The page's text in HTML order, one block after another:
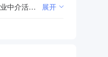
一般项目：单位后勤管理服务；专业保洁、清洗、消毒服务；建筑物清洁服务；家政服务；劳务服务（不含劳务派遣）；人力资源服务（不含职业中介活动、劳务派遣服务）；基于云平台的业务外包服务；物业管理；集贸市场管理服务；住房租赁；互联网销售（除销售需要许可的商品）；家具安装和维修服务；礼仪服务；会议及展览服务（出国办展须经相关部门审批）；厨具卫具及日用杂品批发；业务培训（不含教育培训、职业技能培训等需取得许可的培训）；谷物销售；食用农产品批发；餐饮管理；商业、饮食、服务专用设备销售；外卖递送服务；单用途商业预付卡代理销售；初级农产品收购；城市绿化管理；城市公园管理；病媒生物防制服务；装卸搬运；国际货物运输代理；发电技术服务；信息系统运行维护服务；商务代理代办服务；企业管理；柜台、摊位出租。（除依法须经批准的项目外，凭营业执照依法自主开展经营活动）许可项目：劳务派遣服务；餐饮服务；邮政基本服务（邮政企业及其委托企业）；邮件寄递服务；电气安装服务；输电、供电、受电电力设施的安装、维修和试验；餐厨垃圾处理；城市生活垃圾经营性服务。（依法须经批准的项目，经相关部门批准后方可开展经营活动，具体经营项目以相关部门批准文件或许可证件为准） 展开